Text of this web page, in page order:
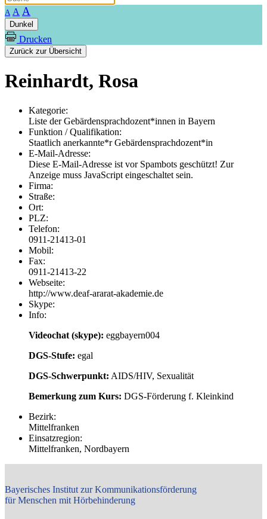
A A A
Dunkel
Drucken
Zurück zur Übersicht
Reinhardt, Rosa
Kategorie:
Liste der Gebärdensprachdozent*innen in Bayern
Funktion / Qualifikation:
Staatlich anerkannte*r Gebärdensprachdozent*in
E-Mail-Adresse:
Diese E-Mail-Adresse ist vor Spambots geschützt! Zur
Anzeige muss JavaScript eingeschaltet sein.
Firma:
Straße:
Ort:
PLZ:
Telefon:
0911-21413-01
Mobil:
Fax:
0911-21413-22
Webseite:
http://www.deaf-ararat-akademie.de
Skype:
Info:
Videochat (skype): eggbayern004
DGS-Stufe: egal
DGS-Schwerpunkt: AIDS/HIV, Sexualität
Bemerkung zum Kurs: DGS-Förderung f. Kleinkind
Bezirk:
Mittelfranken
Einsatzregion:
Mittelfranken, Nordbayern
Bayerisches Institut zur Kommunikationsförderung
für Menschen mit Hörbehinderung